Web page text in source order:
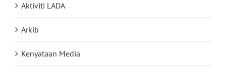
Aktiviti LADA
Arkib
Kenyataan Media